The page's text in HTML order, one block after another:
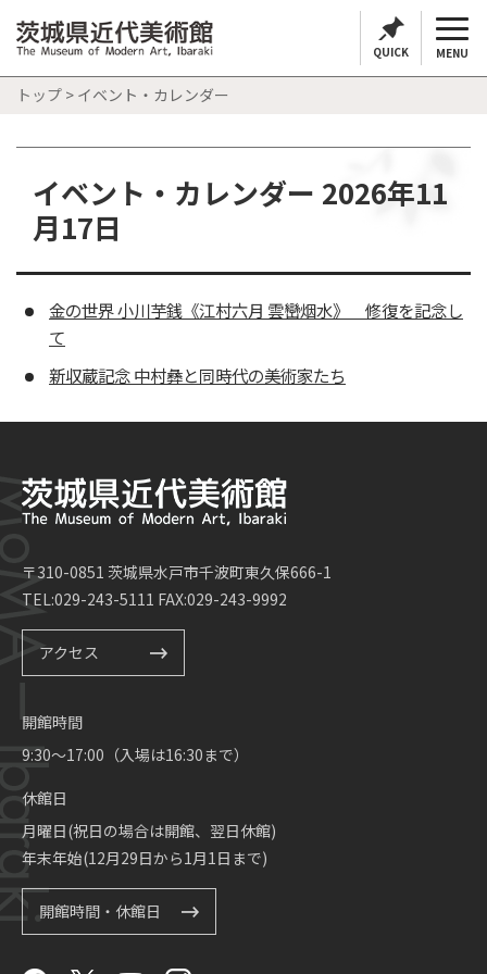
QUICK MENU
トップ > イベント・カレンダー
イベント・カレンダー 2026年11
月17日
金の世界 小川芋銭《江村六月 雲巒烟水》 修復を記念し
て
新収蔵記念 中村彝と同時代の美術家たち
〒310-0851 茨城県水戸市千波町東久保666-1
TEL:029-243-5111 FAX:029-243-9992
アクセス
開館時間
9:30～17:00（入場は16:30まで）
休館日
月曜日(祝日の場合は開館、翌日休館)
年末年始(12月29日から1月1日まで)
開館時間・休館日